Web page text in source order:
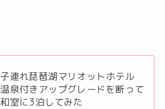
子連れ琵琶湖マリオットホテル
温泉付きアップグレードを断って
和室に3泊してみた